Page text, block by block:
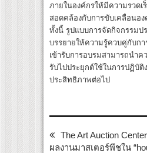
ภายในองค์กรให้มีความรวดเ
สอดคล้องกับการขับเคลื่อนอ
ทั้งนี้ รูปแบบการจัดกิจกรรมป
บรรยายให้ความรู้ควบคู่กับก
เข้ารับการอบรมสามารถนำ
รับไปประยุกต์ใช้ในการปฏิบัติ
ประสิทธิภาพต่อไป
The Art Auction
ผลงานมาสเตอร์พีชใน